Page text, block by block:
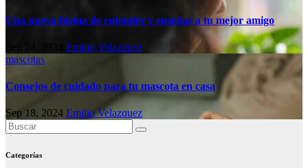
Una nueva forma de entender y enseñar a tu mejor amigo
Emilio Velazquez
mascotas
Consejos de cuidado para tu mascota en casa
Sep 18, 2024 Emilio Velazquez
Categorías